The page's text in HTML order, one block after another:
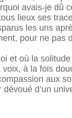
avais-je dû
lieux ses
les uns
pour ne pas
et où la
à la fois
aux
d’un